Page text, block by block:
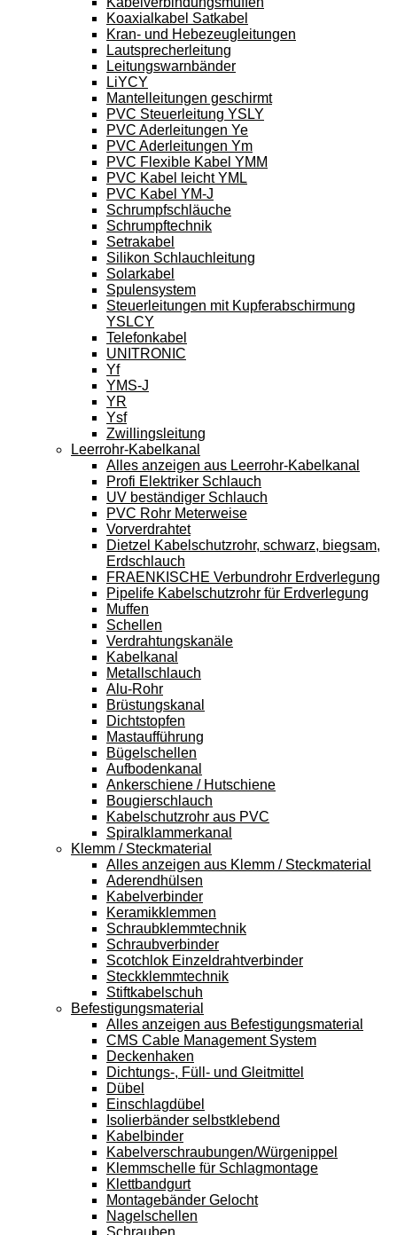
Koaxialkabel Satkabel
Kran- und Hebezeugleitungen
Lautsprecherleitung
Leitungswarnbänder
LiYCY
Mantelleitungen geschirmt
PVC Steuerleitung YSLY
PVC Aderleitungen Ye
PVC Aderleitungen Ym
PVC Flexible Kabel YMM
PVC Kabel leicht YML
PVC Kabel YM-J
Schrumpfschläuche
Schrumpftechnik
Setrakabel
Silikon Schlauchleitung
Solarkabel
Spulensystem
Steuerleitungen mit Kupferabschirmung
YSLCY
Telefonkabel
UNITRONIC
Yf
YMS-J
YR
Ysf
Zwillingsleitung
Leerrohr-Kabelkanal
Alles anzeigen aus Leerrohr-Kabelkanal
Profi Elektriker Schlauch
UV beständiger Schlauch
PVC Rohr Meterweise
Vorverdrahtet
Dietzel Kabelschutzrohr, schwarz, biegsam,
Erdschlauch
FRAENKISCHE Verbundrohr Erdverlegung
Pipelife Kabelschutzrohr für Erdverlegung
Muffen
Schellen
Verdrahtungskanäle
Kabelkanal
Metallschlauch
Alu-Rohr
Brüstungskanal
Dichtstopfen
Mastaufführung
Bügelschellen
Aufbodenkanal
Ankerschiene / Hutschiene
Bougierschlauch
Kabelschutzrohr aus PVC
Spiralklammerkanal
Klemm / Steckmaterial
Alles anzeigen aus Klemm / Steckmaterial
Aderendhülsen
Kabelverbinder
Keramikklemmen
Schraubklemmtechnik
Schraubverbinder
Scotchlok Einzeldrahtverbinder
Steckklemmtechnik
Stiftkabelschuh
Befestigungsmaterial
Alles anzeigen aus Befestigungsmaterial
CMS Cable Management System
Deckenhaken
Dichtungs-, Füll- und Gleitmittel
Dübel
Einschlagdübel
Isolierbänder selbstklebend
Kabelbinder
Kabelverschraubungen/Würgenippel
Klemmschelle für Schlagmontage
Klettbandgurt
Montagebänder Gelocht
Nagelschellen
Schrauben